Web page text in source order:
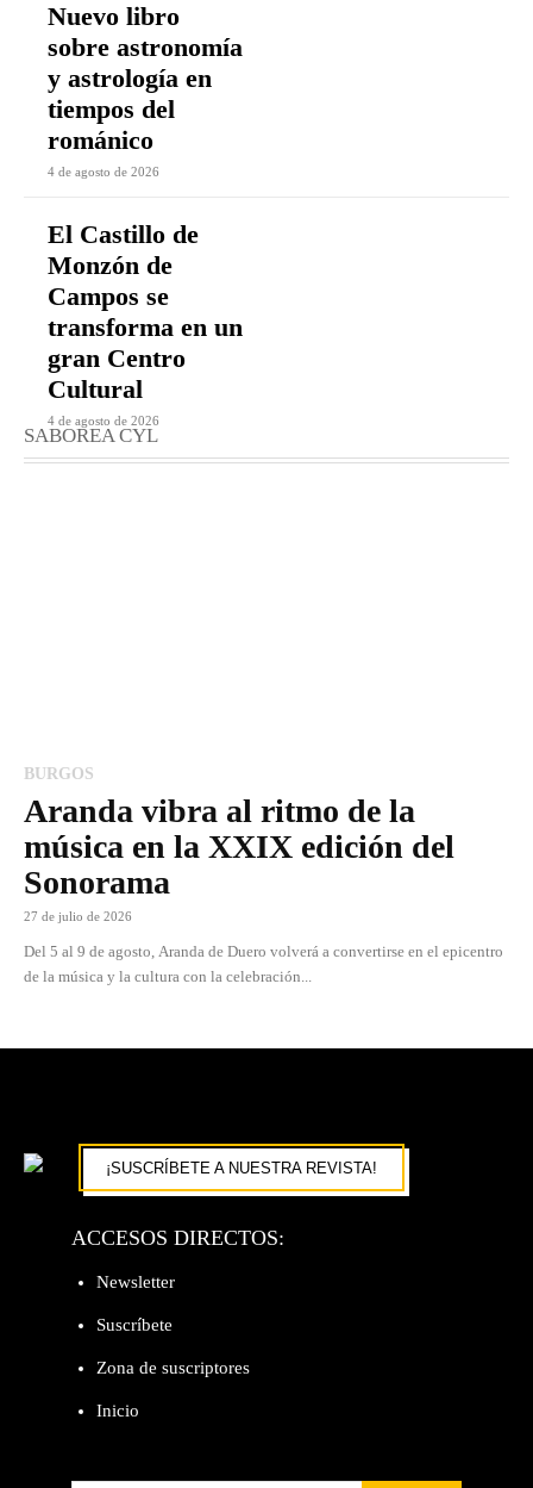
Nuevo libro
sobre astronomía
y astrología en
tiempos del
románico
4 de agosto de 2026
El Castillo de
Monzón de
Campos se
transforma en un
gran Centro
Cultural
4 de agosto de 2026
SABOREA CYL
BURGOS
Aranda vibra al ritmo de la
música en la XXIX edición del
Sonorama
27 de julio de 2026
Del 5 al 9 de agosto, Aranda de Duero volverá a convertirse en el epicentro
de la música y la cultura con la celebración...
¡SUSCRÍBETE A NUESTRA REVISTA!
ACCESOS DIRECTOS:
Newsletter
Suscríbete
Zona de suscriptores
Inicio